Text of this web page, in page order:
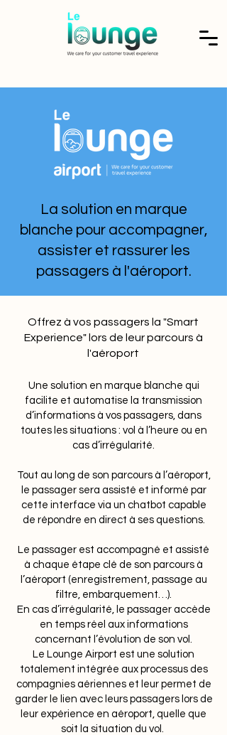
La solution en marque
blanche pour accompagner,
assister et rassurer les
passagers à l'aéroport.
Offrez à vos passagers la "Smart
Experience" lors de leur parcours à
l'aéroport
Une solution en marque blanche qui
facilite et automatise la transmission
d’informations à vos passagers, dans
toutes les situations : vol à l’heure ou en
cas d’irrégularité.
Tout au long de son parcours à l’aéroport,
le passager sera assisté et informé par
cette interface via un chatbot capable
de répondre en direct à ses questions.
Le passager est accompagné et assisté
à chaque étape clé de son parcours à
l’aéroport (enregistrement, passage au
filtre, embarquement…).
En cas d’irrégularité, le passager accède
en temps réel aux informations
concernant l’évolution de son vol.
Le Lounge Airport est une solution
totalement intégrée aux processus des
compagnies aériennes et leur permet de
garder le lien avec leurs passagers lors de
leur expérience en aéroport, quelle que
soit la situation du vol.